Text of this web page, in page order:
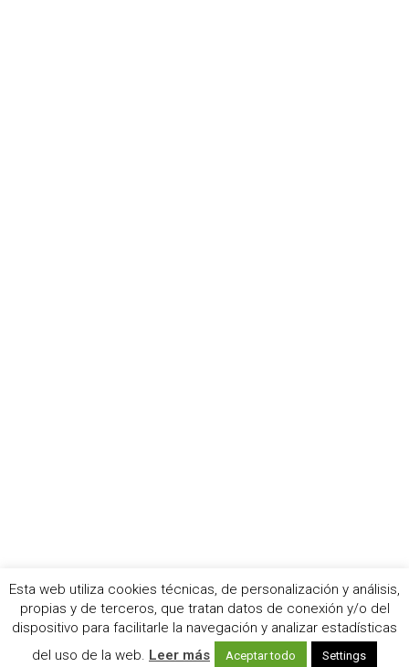
© 2021 Living Backstage
Política de cookies
Contacto
Publicidad
Esta web utiliza cookies técnicas, de personalización y análisis,
propias y de terceros, que tratan datos de conexión y/o del
dispositivo para facilitarle la navegación y analizar estadísticas
del uso de la web. Leer más Aceptar todo Settings